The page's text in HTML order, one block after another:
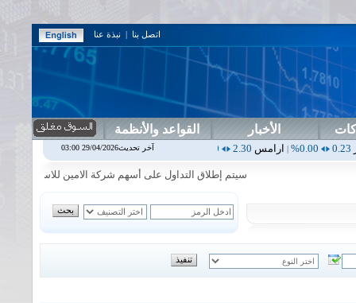
اتصل بنا | نبذة عنا
الأخبار القواعد والأنظمة
|ارامس2.30
|اربيل 0.00
|اس بنك0.00
0.00%
سيتم إطلاق التداول على أسهم شركة الامين للاستثمار المالي في